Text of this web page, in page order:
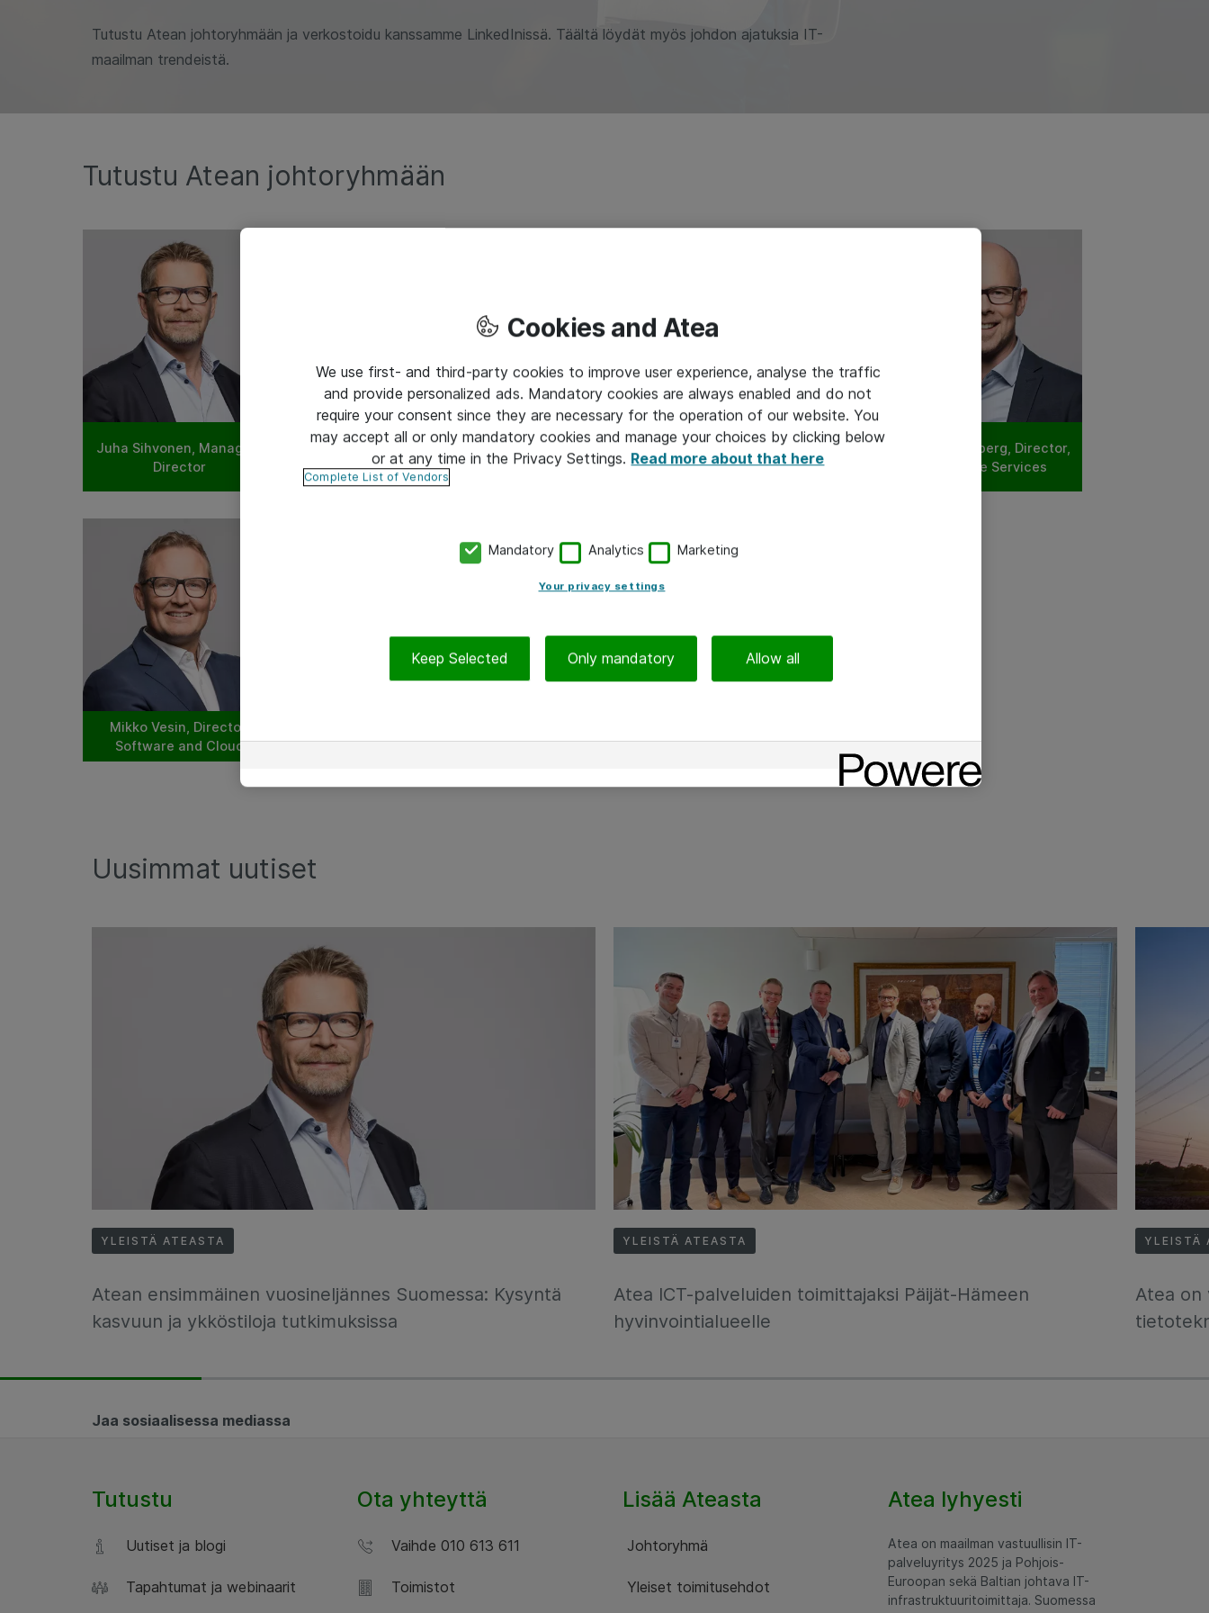
Tutustu Atean johtoryhmään ja verkostoidu kanssamme LinkedInissä. Täältä löydät myös johdon ajatuksia IT-
maailman trendeistä.
Tutustu Atean johtoryhmään
Juha Sihvonen, Managing
Director
Hanna Vesenterä, Director,
Marketing and
Communications
Jarno Oksanen, Director,
Finance and Administration
Jussi Koskenranta, Director,
Managed Services
Martin Lönnberg, Director,
Hardware Services
Mikko Vesin, Director,
Software and Cloud
Consulting
Sales
Uusimmat uutiset
YLEISTÄ ATEASTA
Atean ensimmäinen vuosineljännes Suomessa: Kysyntä
kasvuun ja ykköstiloja tutkimuksissa
YLEISTÄ ATEASTA
Atea ICT-palveluiden toimittajaksi Päijät-Hämeen
hyvinvointialueelle
YLEISTÄ
Atea on
Jaa sosiaalisessa mediassa
Tutustu
Uutiset ja blogi
Tapahtumat ja webinaarit
Ota yhteyttä
Vaihde 010 613 611
Toimistot
Lisää Ateasta
Johtoryhmä
Yleiset toimitusehdot
Atea lyhyesti
Atea on maailman vastuullisin IT-
palveluyritys 2025 ja Pohjois-
Euroopan sekä Baltian johtava IT-
infrastruktuuritoimittaja. Suomessa
Cookies and Atea
We use first- and third-party cookies to improve user experience, analyse the traffic
and provide personalized ads. Mandatory cookies are always enabled and do not
require your consent since they are necessary for the operation of our website. You
may accept all or only mandatory cookies and manage your choices by clicking below
or at any time in the Privacy Settings. Read more about that here
Complete List of Vendors
Mandatory Analytics Marketing
Your privacy settings
Keep Selected Only mandatory Allow all